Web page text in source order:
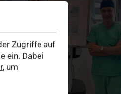
Zugriffe auf
ein. Dabei
, um